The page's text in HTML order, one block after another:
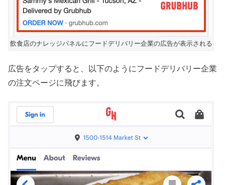
飲食店のナレッジパネルにフードデリバリー企業の広告が表示される
広告をタップすると、以下のようにフードデリバリー企業
の注文ページに飛びます。